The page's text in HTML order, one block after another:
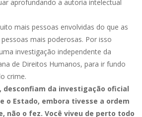
aprofundando a autoria intelectual
mais pessoas envolvidas do que as
mais poderosas. Por isso
investigação independente da
de Direitos Humanos, para ir fundo
crime.
desconfiam da investigação oficial
o Estado, embora tivesse a ordem
não o fez. Você viveu de perto todo